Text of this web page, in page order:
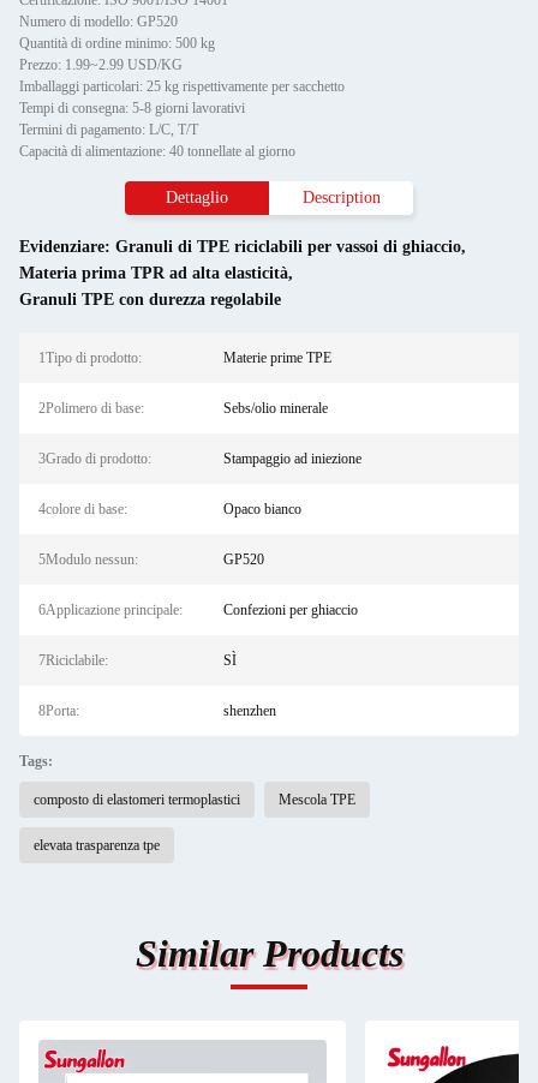
Numero di modello: GP520
Quantità di ordine minimo: 500 kg
Prezzo: 1.99~2.99 USD/KG
Imballaggi particolari: 25 kg rispettivamente per sacchetto
Tempi di consegna: 5-8 giorni lavorativi
Termini di pagamento: L/C, T/T
Capacità di alimentazione: 40 tonnellate al giorno
Dettaglio Description
Evidenziare: Granuli di TPE riciclabili per vassoi di ghiaccio,
Materia prima TPR ad alta elasticità,
Granuli TPE con durezza regolabile
1Tipo di prodotto: Materie prime TPE
2Polimero di base: Sebs/olio minerale
3Grado di prodotto: Stampaggio ad iniezione
4colore di base: Opaco bianco
5Modulo nessun: GP520
6Applicazione principale: Confezioni per ghiaccio
7Riciclabile: SÌ
8Porta: shenzhen
Tags:
composto di elastomeri termoplastici Mescola TPE
elevata trasparenza tpe
Similar Products